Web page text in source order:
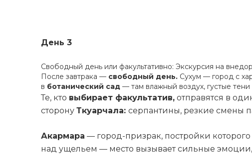
День 3
Свободный день или факультативно: Экскурсия на
После завтрака — свободный день. Сухум — город с
в ботанический сад — там влажный воздух, густые
Те, кто выбирает факультатив, отправятся в
сторону Ткуарчала: серпантины, резкие смены
Акармара — город-призрак, постройки
над ущельем — место вызывает сильные эмоции,